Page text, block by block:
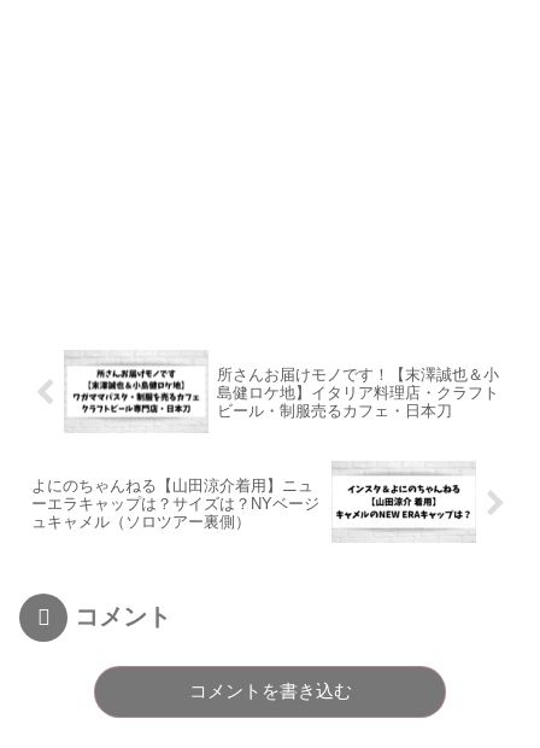
所さんお届けモノです！【末澤誠也＆小
島健ロケ地】イタリア料理店・クラフト
ビール・制服売るカフェ・日本刀
よにのちゃんねる【山田涼介着用】ニュ
ーエラキャップは？サイズは？NYベージ
ュキャメル（ソロツアー裏側）
コメント
コメントを書き込む